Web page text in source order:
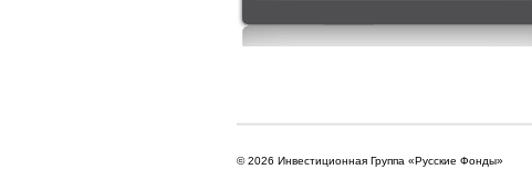
© 2026 Инвестиционная Группа «Русские Фонды»